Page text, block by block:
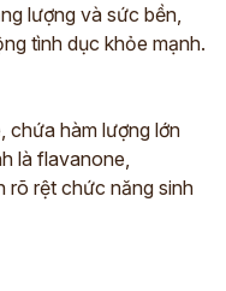
lượng và sức bền,
tình dục khỏe mạnh.
chứa hàm lượng lớn
là flavanone,
rõ rệt chức năng sinh